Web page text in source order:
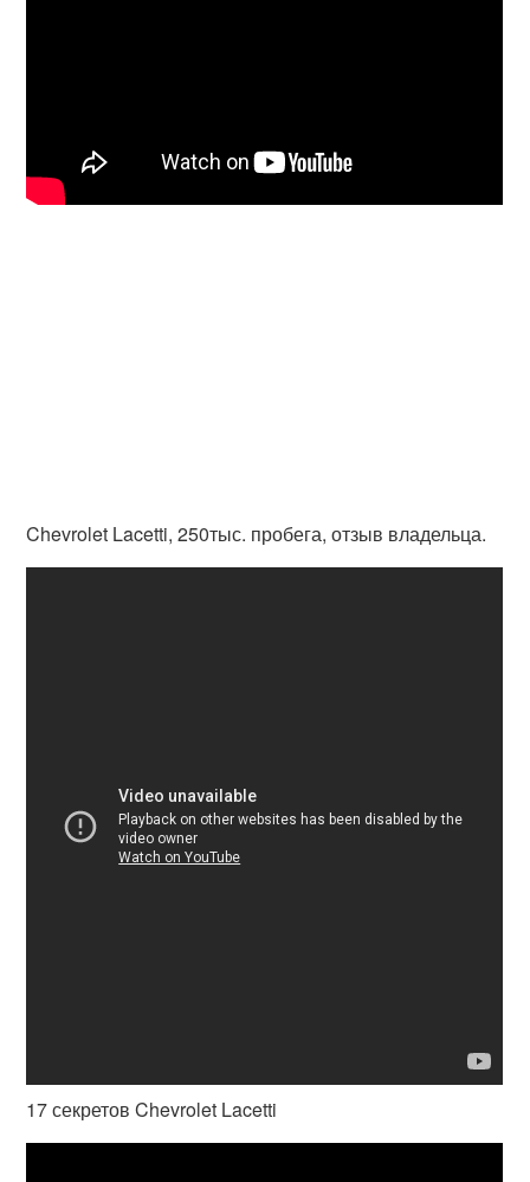
Chevrolet Lacetti, 250тыс. пробега, отзыв владельца.
17 секретов Chevrolet Lacetti